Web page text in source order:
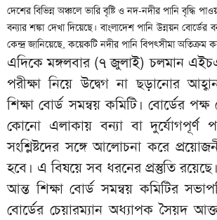
দেশের বিভিন্ন অঞ্চলে ভারি বৃষ্টি ও নদ-নদীর পানি বৃদ্ধি
বন্যার শঙ্কা দেখা দিয়েছে। বাংলাদেশ পানি উন্নয়ন বোর্ডের
কেন্দ্র জানিয়েছে, কয়েকটি নদীর পানি বিপৎসীমা অতিক্রম
এদিকে মঙ্গলবার (৭ জুলাই) চলমান
পরীক্ষা নিয়ে উদ্বেগ না ছড়ানোর
শিক্ষা বোর্ড সমন্বয় কমিটি। বোর্ডের
কোনো এলাকায় বন্যা বা দুর্যোগপূর্ণ
সংশ্লিষ্টদের সঙ্গে আলোচনা করে
হবে। এ বিষয়ে সব ধরনের প্রস্তুতি রয়েছে।
আন্ত শিক্ষা বোর্ড সমন্বয় কমিটির
বোর্ডের চেয়ারম্যান অধ্যাপক সৈয়দ